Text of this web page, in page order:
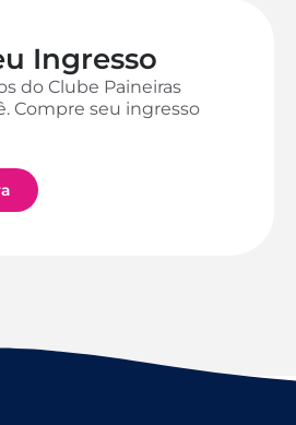
Ingresso
do Clube Paineiras
Compre seu ingresso